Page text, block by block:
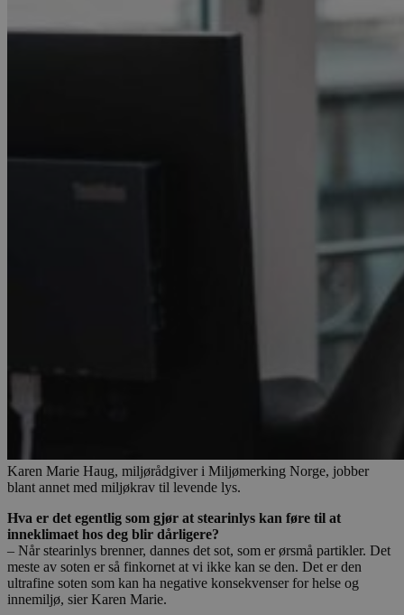
Karen Marie Haug, miljørådgiver i Miljømerking Norge, jobber
blant annet med miljøkrav til levende lys.
Hva er det egentlig som gjør at stearinlys kan føre til at
inneklimaet hos deg blir dårligere?
– Når stearinlys brenner, dannes det sot, som er ørsmå partikler. Det
meste av soten er så finkornet at vi ikke kan se den. Det er den
ultrafine soten som kan ha negative konsekvenser for helse og
innemiljø, sier Karen Marie.